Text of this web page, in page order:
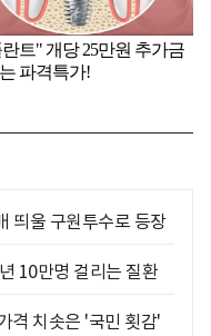
띄울 구원투수로 등장
10만명 걸리는 질환
격 치솟은 '국민 횟감'